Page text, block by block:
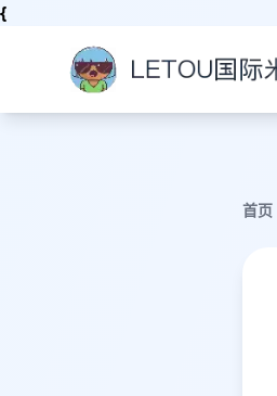
{
首页